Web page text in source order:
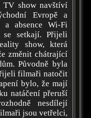
show navštíví
Evropě a
absence Wi-Fi
setkají. Přijeli
show, která
změnit chátrající
Původně byla
filmaři natočit
bylo, že mají
natáčení přeruší
nesdílejí
jsou vetřelci,